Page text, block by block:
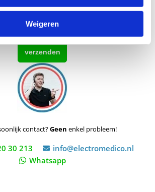
Weigeren
contact?Geen enkel probleem!
30 213
info@electromedico.nl
Whatsapp